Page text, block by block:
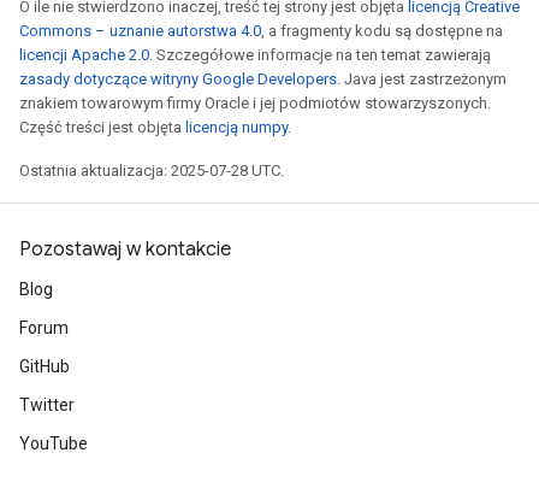
O ile nie stwierdzono inaczej, treść tej strony jest objęta licencją Creative
Commons – uznanie autorstwa 4.0, a fragmenty kodu są dostępne na
licencji Apache 2.0. Szczegółowe informacje na ten temat zawierają
zasady dotyczące witryny Google Developers. Java jest zastrzeżonym
znakiem towarowym firmy Oracle i jej podmiotów stowarzyszonych.
Część treści jest objęta licencją numpy.
Ostatnia aktualizacja: 2025-07-28 UTC.
Pozostawaj w kontakcie
Blog
Forum
GitHub
Twitter
YouTube